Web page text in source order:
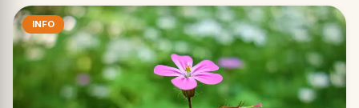
INFO